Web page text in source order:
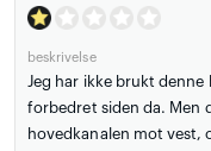
beskrivelse
Jeg har ikke brukt
forbedret siden da. Men
hovedkanalen mot vest,